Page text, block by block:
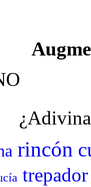
rincón
trepador